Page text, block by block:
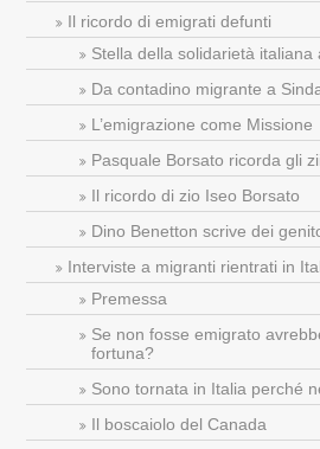
Il ricordo di emigrati defunti
Stella della solidarietà italiana
Da contadino migrante a
L’emigrazione come Missione
Pasquale Borsato ricorda gli
Il ricordo di zio Iseo Borsato
Dino Benetton scrive dei
Interviste a migranti rientrati in
Premessa
Se non fosse emigrato
fortuna?
Sono tornata in Italia perché
Il boscaiolo del Canada